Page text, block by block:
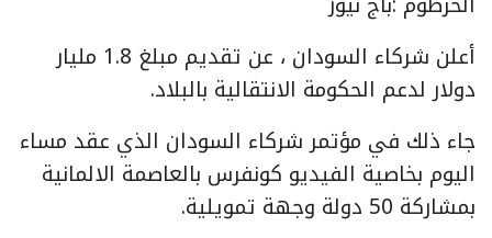
أعلن شركاء السودان ، عن تقديم مبلغ 1.8 مليار
دولار لدعم الحكومة الانتقالية بالبلاد.
جاء ذلك في مؤتمر شركاء السودان الذي عقد مساء
اليوم بخاصية الفيديو كونفرس بالعاصمة الالمانية
بمشاركة 50 دولة وجهة تمويلية.